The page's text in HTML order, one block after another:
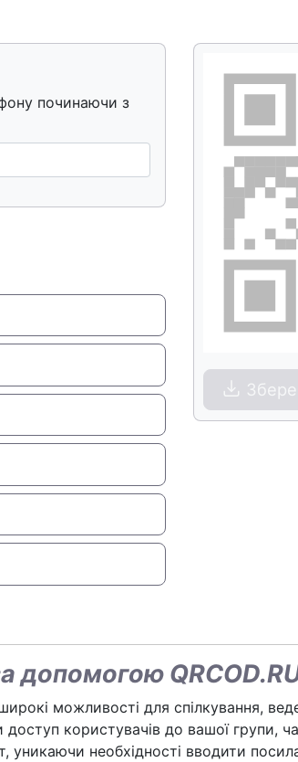
починаючи з
допомогою
можливості для спілкування,
користувачів до вашої групи,
уникаючи необхідності вводити